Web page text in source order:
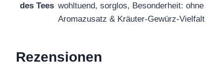
des Tees wohltuend, sorglos, Besonderheit: ohne
Aromazusatz & Kräuter-Gewürz-Vielfalt
Rezensionen